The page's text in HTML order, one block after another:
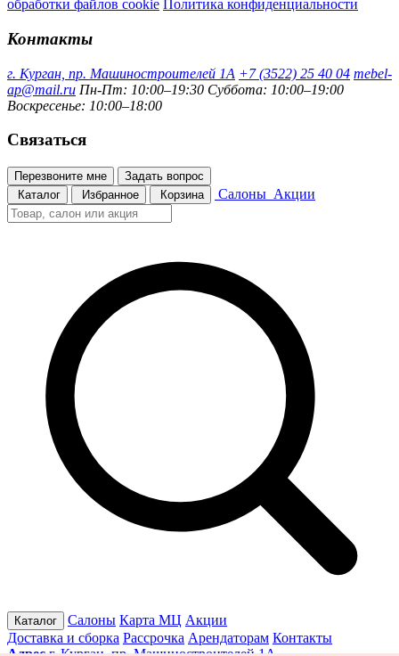
обработки файлов cookie Политика конфиденциальности
Контакты
г. Курган, пр. Машиностроителей 1А +7 (3522) 25 40 04 mebel-
ap@mail.ru Пн-Пт: 10:00–19:30 Суббота: 10:00–19:00
Воскресенье: 10:00–18:00
Связаться
Перезвоните мне
Задать вопрос
Каталог
Избранное Корзина Салоны Акции
Каталог Салоны Карта МЦ Акции
Доставка и сборка Рассрочка Арендаторам Контакты